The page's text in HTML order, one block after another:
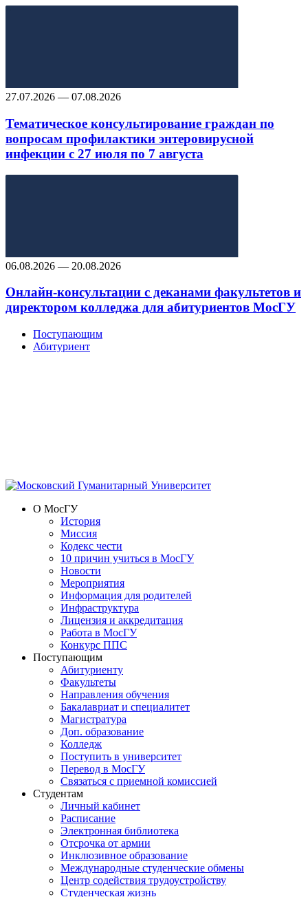
27.07.2026 — 07.08.2026
Тематическое консультирование граждан по
вопросам профилактики энтеровирусной
инфекции с 27 июля по 7 августа
06.08.2026 — 20.08.2026
Онлайн-консультации с деканами факультетов и
директором колледжа для абитуриентов МосГУ
Поступающим
Абитуриент
О МосГУ
История
Миссия
Кодекс чести
10 причин учиться в МосГУ
Новости
Мероприятия
Информация для родителей
Инфраструктура
Лицензия и аккредитация
Работа в МосГУ
Конкурс ППС
Поступающим
Абитуриенту
Факультеты
Направления обучения
Бакалавриат и специалитет
Магистратура
Доп. образование
Колледж
Поступить в университет
Перевод в МосГУ
Связаться с приемной комиссией
Студентам
Личный кабинет
Расписание
Электронная библиотека
Отсрочка от армии
Инклюзивное образование
Международные студенческие обмены
Центр содействия трудоустройству
Студенческая жизнь